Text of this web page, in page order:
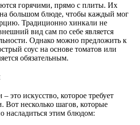
горячими, прямо с плиты. Их
на большом блюде, чтобы каждый мог
Традиционно хинкали не
вид сам по себе является
Однако можно предложить к
соус на основе томатов или
обязательным.
это искусство, которое требует
Вот несколько шагов, которые
насладиться этим блюдом: